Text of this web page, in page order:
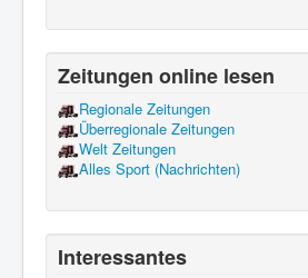
Zeitungen online lesen
Regionale Zeitungen
Überregionale Zeitungen
Welt Zeitungen
Alles Sport (Nachrichten)
Interessantes